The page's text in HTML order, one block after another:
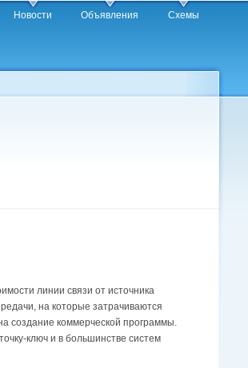
Новости Объявления Схемы
линии связи от источника
на которые затрачиваются
создание коммерческой программы.
ключ и в большинстве систем